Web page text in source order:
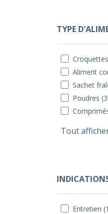
TYPE
Aliment
Sachet
Poudres
Tout
Entretien